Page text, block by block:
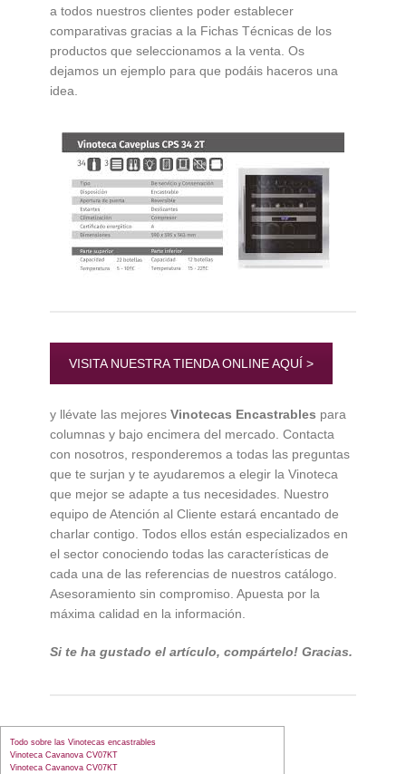
a todos nuestros clientes poder establecer
comparativas gracias a la Fichas Técnicas de los
productos que seleccionamos a la venta. Os
dejamos un ejemplo para que podáis haceros una
idea.
VISITA NUESTRA TIENDA ONLINE AQUÍ >
y llévate las mejores Vinotecas Encastrables para
columnas y bajo encimera del mercado. Contacta
con nosotros, responderemos a todas las preguntas
que te surjan y te ayudaremos a elegir la Vinoteca
que mejor se adapte a tus necesidades. Nuestro
equipo de Atención al Cliente estará encantado de
charlar contigo. Todos ellos están especializados en
el sector conociendo todas las características de
cada una de las referencias de nuestros catálogo.
Asesoramiento sin compromiso. Apuesta por la
máxima calidad en la información.
Si te ha gustado el artículo, compártelo! Gracias.
Todo sobre las Vinotecas encastrables
Vinoteca Cavanova CV07KT
Vinoteca Cavanova CV07KT